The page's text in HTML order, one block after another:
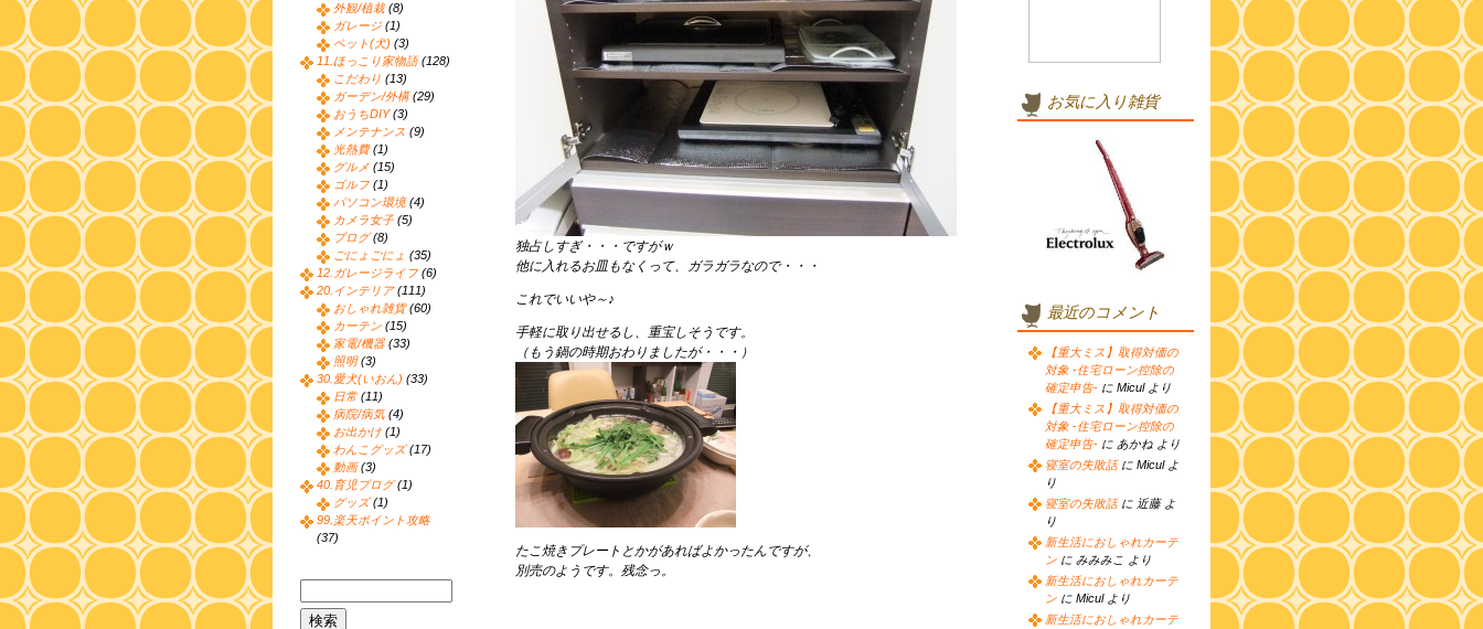
独占しすぎ・・・ですがｗ
他に入れるお皿もなくって、ガラガラなので・・・
これでいいや～♪
手軽に取り出せるし、重宝しそうです。
（もう鍋の時期おわりましたが・・・）
たこ焼きプレートとかがあればよかったんですが、
別売のようです。残念っ。
外観/植栽(8)
ガレージ (1)
ペット(犬) (3)
11.ほっこり家物語(128)
こだわり (13)
ガーデン/外構(29)
おうちDIY(3)
メンテナンス (9)
光熱費(1)
グルメ (15)
ゴルフ (1)
パソコン環境(4)
カメラ女子 (5)
ブログ(8)
ごにょごにょ (35)
12.ガレージライフ (6)
20.インテリア(111)
おしゃれ雑貨(60)
カーテン (15)
家電/機器 (33)
照明(3)
30.愛犬(いおん) (33)
日常 (11)
病院/病気 (4)
お出かけ (1)
わんこグッズ(17)
動画(3)
40.育児ブログ(1)
グッズ(1)
99.楽天ポイント攻略
(37)
お気に入り雑貨
最近のコメント
【重大ミス】取得対価の
対象 -住宅ローン控除の
確定申告- に Micul より
【重大ミス】取得対価の
対象 -住宅ローン控除の
確定申告- に あかね より
寝室の失敗話に Micul よ
り
寝室の失敗話に 近藤 よ
り
新生活におしゃれカーテ
ン に みみみこ より
新生活におしゃれカーテ
ン に Micul より
新生活におしゃれカーテ